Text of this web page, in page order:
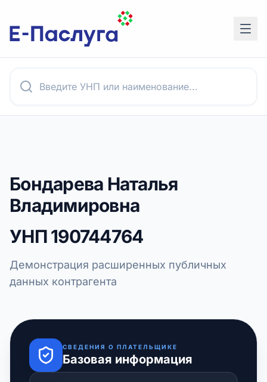
Бондарева Наталья
Владимировна
УНП190744764
Демонстрация расширенных публичных
данных контрагента
СВЕДЕНИЯ О ПЛАТЕЛЬЩИКЕ
Базовая информация